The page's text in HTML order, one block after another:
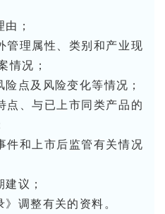
；
管理属性、类别和产业现
情况；
险点及风险变化等情况；
点、与已上市同类产品的
件和上市后监管有关情况
议；
》调整有关的资料。